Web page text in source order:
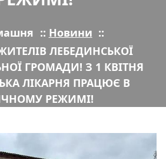
:: Новини ::
ЛЕБЕДИНСЬКОЇ
ГРОМАДИ! З 1 КВІТНЯ
ЛІКАРНЯ ПРАЦЮЄ В
РЕЖИМІ!